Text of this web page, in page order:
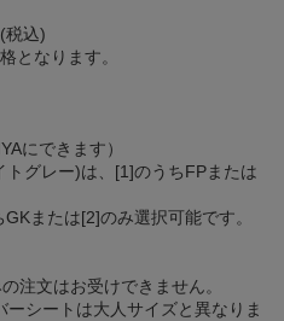
税込)
となります。
にできます）
グレー)は、[1]のうちFPまたは
または[2]のみ選択可能です。
注文はお受けできません。
ーシートは大人サイズと異なりま